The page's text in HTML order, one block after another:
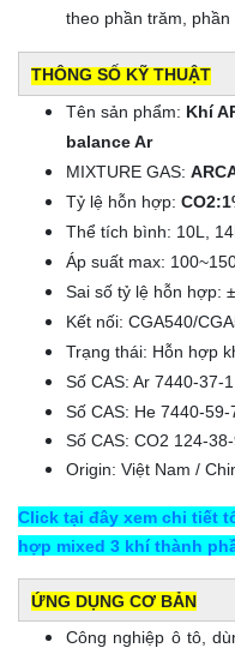
theo phần trăm, phần
THÔNG SỐ KỸ THUẬT
Tên sản phẩm: Khí
balance Ar
MIXTURE GAS:
Tỷ lệ hỗn hợp:
Thể tích bình: 10L,
Áp suất max:
Sai số tỷ lệ hỗn hợp:
Kết nối: CGA540/
Trạng thái: Hỗn hợp
Số CAS: Ar 7440-37-1
Số CAS: He 7440-59-
Số CAS: CO2 124-
Origin: Việt Nam /
Click tại đây xem chi tiết
hợp mixed 3 khí thành
ỨNG DỤNG CƠ BẢN
Công nghiệp ô tô,